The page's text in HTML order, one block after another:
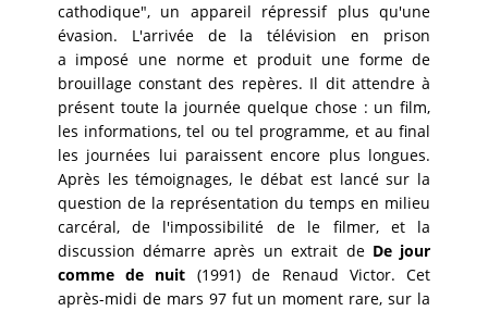
cathodique", un appareil répressif plus qu'une
évasion. L'arrivée de la télévision en prison
a imposé une norme et produit une forme de
brouillage constant des repères. Il dit attendre à
présent toute la journée quelque chose : un film,
les informations, tel ou tel programme, et au final
les journées lui paraissent encore plus longues.
Après les témoignages, le débat est lancé sur la
question de la représentation du temps en milieu
carcéral, de l'impossibilité de le filmer, et la
discussion démarre après un extrait de De jour
comme de nuit (1991) de Renaud Victor. Cet
après-midi de mars 97 fut un moment rare, sur la